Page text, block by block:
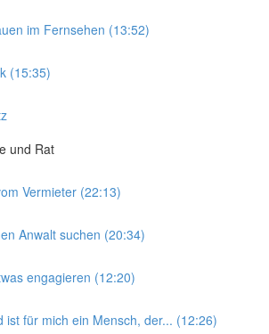
im Fernsehen (13:52)
(15:35)
und Rat
Vermieter (22:13)
Anwalt suchen (20:34)
engagieren (12:20)
ist für mich ein Mensch, der... (12:26)